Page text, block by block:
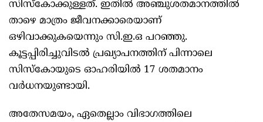
സിസ്കോക്കുള്ളത്. ഇതിൽ അഞ്ചുശതമാനത്തിൽ
താഴെ മാത്രം ജീവനക്കാരെയാണ്
ഒഴിവാക്കുകയെന്നും സി.ഇ.ഒ പറഞ്ഞു.
കൂട്ടപ്പിരിച്ചുവിടൽ പ്രഖ്യാപനത്തിന് പിന്നാലെ
സിസ്കോയുടെ ഓഹരിയിൽ 17 ശതമാനം
വർധനയുണ്ടായി.
അതേസമയം, ഏതെല്ലാം വിഭാഗത്തിലെ